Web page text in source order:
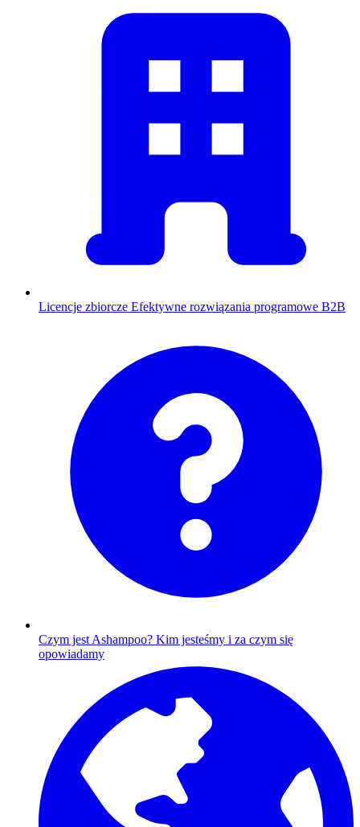
Licencje zbiorcze Efektywne rozwiązania programowe B2B
Czym jest Ashampoo? Kim jesteśmy i za czym się
opowiadamy